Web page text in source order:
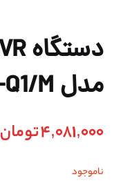
مدل DS-7104NI-Q1/M
4,081,000تومان
ناموجود